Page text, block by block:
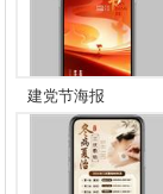
建党节海报